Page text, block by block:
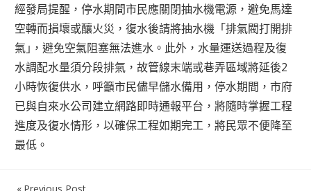
經發局提醒，停水期間市民應關閉抽水機電源，避免馬達
空轉而損壞或釀火災，復水後請將抽水機「排氣閥打開排
氣｣，避免空氣阻塞無法進水。此外，水量運送過程及復
水調配水量須分段排氣，故管線末端或巷弄區域將延後2
小時恢復供水，呼籲市民儘早儲水備用，停水期間，市府
已與自來水公司建立網路即時通報平台，將隨時掌握工程
進度及復水情形，以確保工程如期完工，將民眾不便降至
最低。